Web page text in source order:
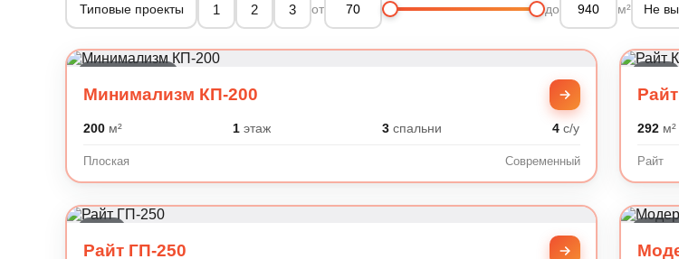
Типовые проекты 1 2 3 от до м² Не
Минимализм КП-200
200м² 1 этаж 3спальни 4 с/у
Плоская Современный
292м²
Райт
Райт ГП-250